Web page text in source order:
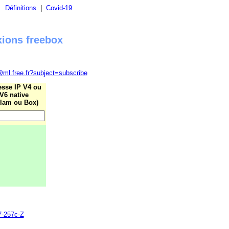
Définitions Covid-19
freebox
IP V4 ou
V6 native
ou Box)
257c-Z